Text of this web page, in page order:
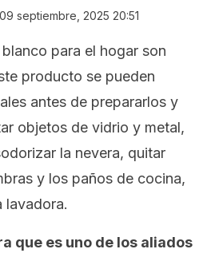
09 septiembre, 2025 20:51
para el hogar son
producto se pueden
antes de prepararlos y
objetos de vidrio y metal,
la nevera, quitar
y los paños de cocina,
lavadora.
que es uno de los aliados